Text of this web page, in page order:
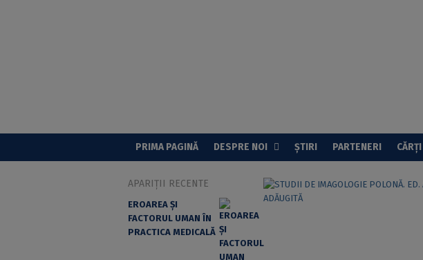
PRIMA PAGINĂ DESPRE NOI ȘTIRI PARTENERI CĂRȚI
APARIȚII RECENTE
EROAREA ȘI
FACTORUL UMAN ÎN
PRACTICA MEDICALĂ